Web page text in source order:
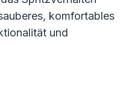
komfortables
und